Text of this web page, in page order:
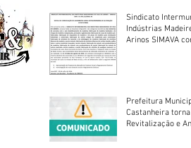
Sindicato
Indústrias
Arinos SIMAVA convoca à
Prefeitura
Castanheira
Revitalização e